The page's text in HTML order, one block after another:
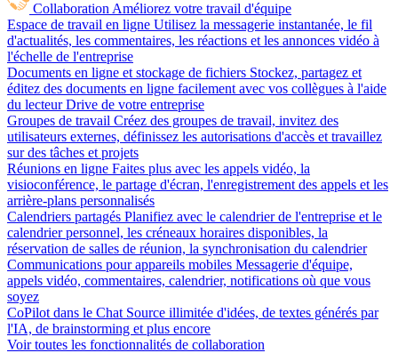
Collaboration Améliorez votre travail d'équipe
Espace de travail en ligne Utilisez la messagerie instantanée, le fil
d'actualités, les commentaires, les réactions et les annonces vidéo à
l'échelle de l'entreprise
Documents en ligne et stockage de fichiers Stockez, partagez et
éditez des documents en ligne facilement avec vos collègues à l'aide
du lecteur Drive de votre entreprise
Groupes de travail Créez des groupes de travail, invitez des
utilisateurs externes, définissez les autorisations d'accès et travaillez
sur des tâches et projets
Réunions en ligne Faites plus avec les appels vidéo, la
visioconférence, le partage d'écran, l'enregistrement des appels et les
arrière-plans personnalisés
Calendriers partagés Planifiez avec le calendrier de l'entreprise et le
calendrier personnel, les créneaux horaires disponibles, la
réservation de salles de réunion, la synchronisation du calendrier
Communications pour appareils mobiles Messagerie d'équipe,
appels vidéo, commentaires, calendrier, notifications où que vous
soyez
CoPilot dans le Chat Source illimitée d'idées, de textes générés par
l'IA, de brainstorming et plus encore
Voir toutes les fonctionnalités de collaboration